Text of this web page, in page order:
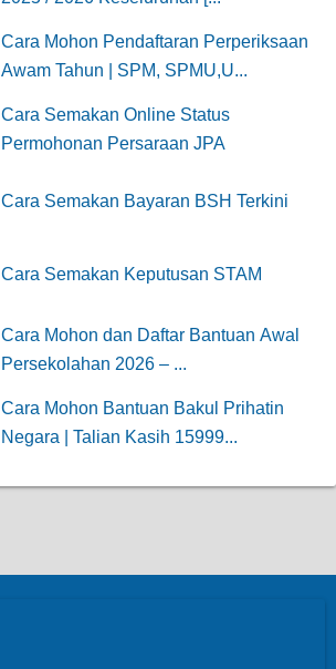
Cara Mohon Pendaftaran Perperiksaan
Awam Tahun | SPM, SPMU,U...
Cara Semakan Online Status
Permohonan Persaraan JPA
Cara Semakan Bayaran BSH Terkini
Cara Semakan Keputusan STAM
Cara Mohon dan Daftar Bantuan Awal
Persekolahan 2026 – ...
Cara Mohon Bantuan Bakul Prihatin
Negara | Talian Kasih 15999...